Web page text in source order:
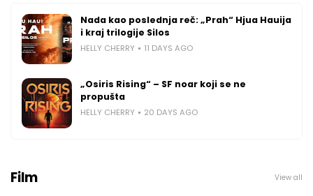
Nada kao poslednja reč: „Prah“ Hjua Hauija
i kraj trilogije Silos
HELLY CHERRY 11 DAYS AGO
„Osiris Rising“ – SF noar koji se ne
propušta
HELLY CHERRY 20 DAYS AGO
Film View all